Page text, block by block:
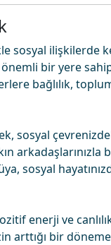
sosyal ilişkilerde
önemli bir yere
bağlılık,
sosyal
sosyal
enerji ve
arttığı bir